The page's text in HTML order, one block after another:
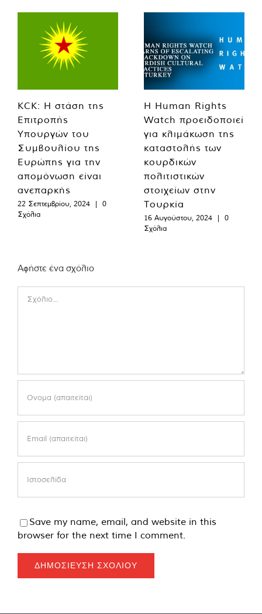
KCK: Η στάση της
Επιτροπής
Υπουργών του
Συμβουλίου της
Ευρώπης για την
απομόνωση είναι
ανεπαρκής
22 Σεπτεμβρίου, 2024 |
0
Σχόλια
Η Human Rights
Watch προειδοποιεί
για κλιμάκωση της
καταστολής των
κουρδικών
πολιτιστικών
στοιχείων στην
Τουρκία
16 Αυγούστου, 2024 |
0
Σχόλια
Αφήστε ένα σχόλιο
Save my name, email, and website in this
browser for the next time I comment.